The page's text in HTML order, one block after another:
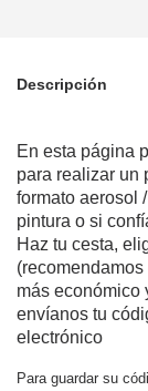
Descripción
En esta página
para realizar un
formato aerosol
pintura o si
Haz tu cesta,
más económico
envíanos tu
electrónico
Para guardar su